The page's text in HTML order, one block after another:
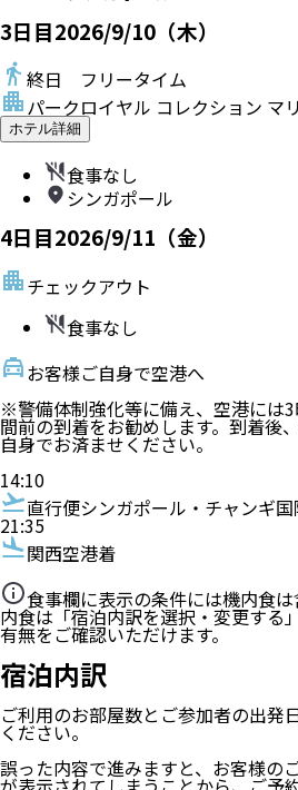
3日目2026/9/10（木）
終日 フリータイム
パークロイヤル コレクション マ
ホテル詳細
食事なし
シンガポール
4日目2026/9/11（金）
チェックアウト
食事なし
お客様ご自身で空港へ
※警備体制強化等に備え、空港には
間前の到着をお勧めします。到着後
自身でお済ませください。
14:10
直行便シンガポール・チャンギ
21:35
関西空港着
食事欄に表示の条件には機内食
内食は「宿泊内訳を選択・変更する
有無をご確認いただけます。
宿泊内訳
ご利用のお部屋数とご参加者の出発
ください。
誤った内容で進みますと、お客様の